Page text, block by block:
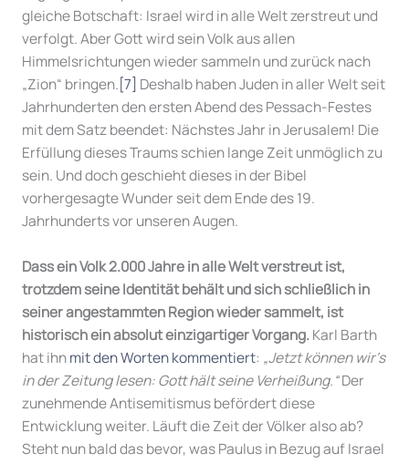
gleiche Botschaft: Israel wird in alle Welt zerstreut und
verfolgt. Aber Gott wird sein Volk aus allen
Himmelsrichtungen wieder sammeln und zurück nach
„Zion“ bringen.[7] Deshalb haben Juden in aller Welt seit
Jahrhunderten den ersten Abend des Pessach-Festes
mit dem Satz beendet: Nächstes Jahr in Jerusalem! Die
Erfüllung dieses Traums schien lange Zeit unmöglich zu
sein. Und doch geschieht dieses in der Bibel
vorhergesagte Wunder seit dem Ende des 19.
Jahrhunderts vor unseren Augen.
Dass ein Volk 2.000 Jahre in alle Welt verstreut ist,
trotzdem seine Identität behält und sich schließlich in
seiner angestammten Region wieder sammelt, ist
historisch ein absolut einzigartiger Vorgang.Karl Barth
hat ihnmit den Worten kommentiert: „Jetzt können wir‘s
in der Zeitung lesen: Gott hält seine Verheißung.“Der
zunehmende Antisemitismus befördert diese
Entwicklung weiter. Läuft die Zeit der Völker also ab?
Steht nun bald das bevor, was Paulus in Bezug auf Israel